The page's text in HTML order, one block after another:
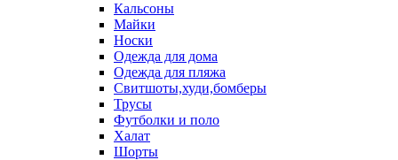
Кальсоны
Майки
Носки
Одежда для дома
Одежда для пляжа
Свитшоты,худи,бомберы
Трусы
Футболки и поло
Халат
Шорты